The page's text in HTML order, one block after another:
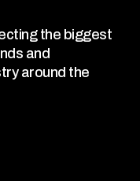
the biggest
and
around the